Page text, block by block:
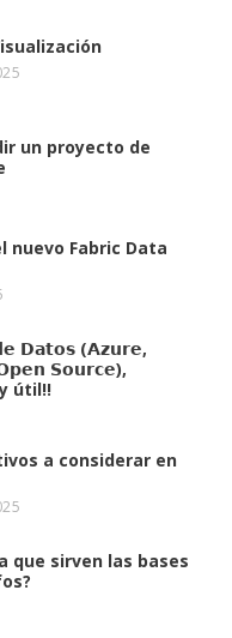
un proyecto de
nuevo Fabric Data
𝗗𝗮𝘁𝗼𝘀 (𝗔𝘇𝘂𝗿𝗲,
𝗦𝗼𝘂𝗿𝗰𝗲),
útil!!
a considerar en
que sirven las bases